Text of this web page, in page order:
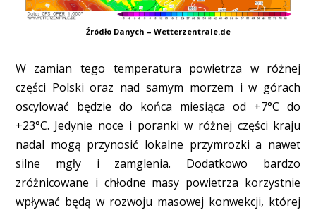
Źródło Danych – Wetterzentrale.de
W zamian tego temperatura powietrza w różnej
części Polski oraz nad samym morzem i w górach
oscylować będzie do końca miesiąca od +7°C do
+23°C. Jedynie noce i poranki w różnej części kraju
nadal mogą przynosić lokalne przymrozki a nawet
silne mgły i zamglenia. Dodatkowo bardzo
zróżnicowane i chłodne masy powietrza korzystnie
wpływać będą w rozwoju masowej konwekcji, której